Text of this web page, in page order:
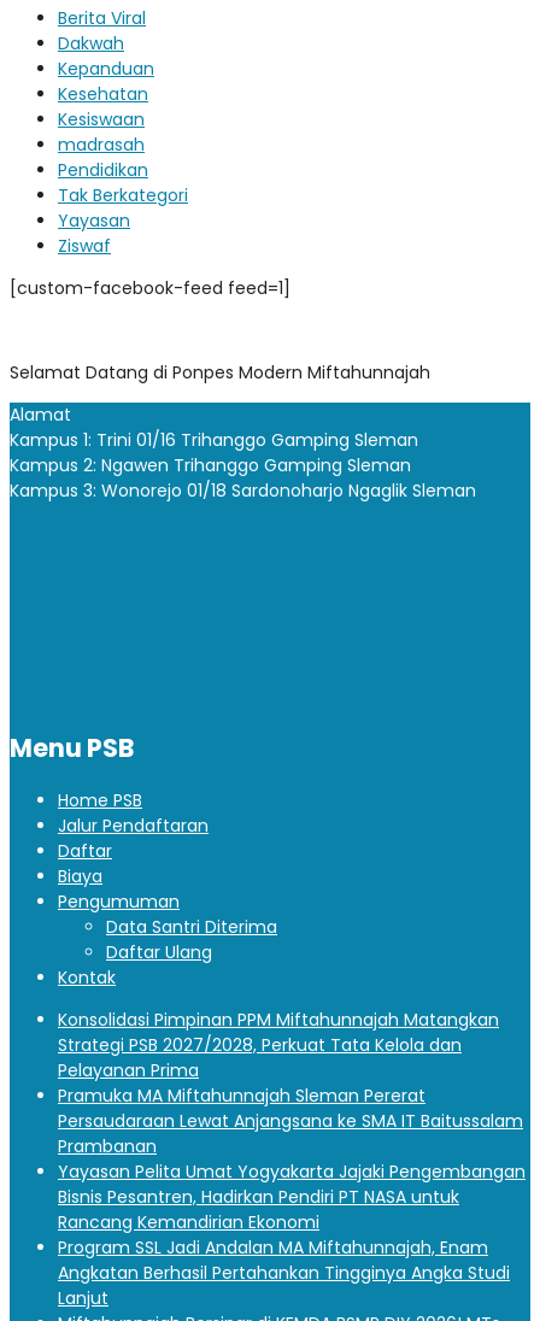
Berita Viral
Dakwah
Kepanduan
Kesehatan
Kesiswaan
madrasah
Pendidikan
Tak Berkategori
Yayasan
Ziswaf
[custom-facebook-feed feed=1]
Selamat Datang di Ponpes Modern Miftahunnajah
Alamat
Kampus 1: Trini 01/16 Trihanggo Gamping Sleman
Kampus 2: Ngawen Trihanggo Gamping Sleman
Kampus 3: Wonorejo 01/18 Sardonoharjo Ngaglik Sleman
Menu PSB
Home PSB
Jalur Pendaftaran
Daftar
Biaya
Pengumuman
Data Santri Diterima
Daftar Ulang
Kontak
Konsolidasi Pimpinan PPM Miftahunnajah Matangkan
Strategi PSB 2027/2028, Perkuat Tata Kelola dan
Pelayanan Prima
Pramuka MA Miftahunnajah Sleman Pererat
Persaudaraan Lewat Anjangsana ke SMA IT Baitussalam
Prambanan
Yayasan Pelita Umat Yogyakarta Jajaki Pengembangan
Bisnis Pesantren, Hadirkan Pendiri PT NASA untuk
Rancang Kemandirian Ekonomi
Program SSL Jadi Andalan MA Miftahunnajah, Enam
Angkatan Berhasil Pertahankan Tingginya Angka Studi
Lanjut